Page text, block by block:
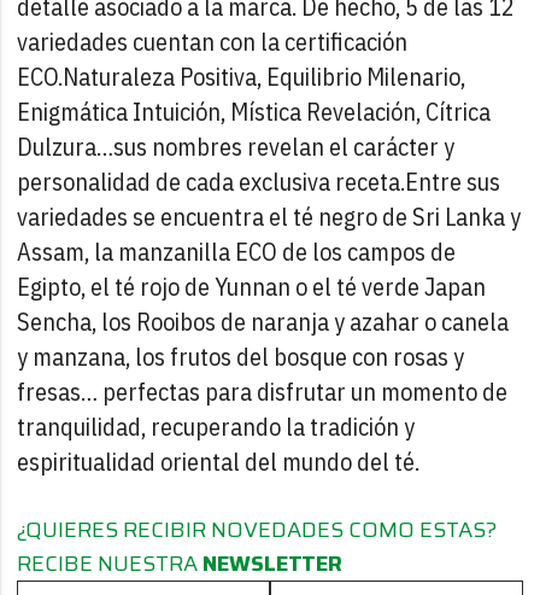
variedades cuentan con la certificación
ECO.Naturaleza Positiva, Equilibrio Milenario,
Enigmática Intuición, Mística Revelación, Cítrica
Dulzura…sus nombres revelan el carácter y
personalidad de cada exclusiva receta.Entre sus
variedades se encuentra el té negro de Sri Lanka y
Assam, la manzanilla ECO de los campos de
Egipto, el té rojo de Yunnan o el té verde Japan
Sencha, los Rooibos de naranja y azahar o canela
y manzana, los frutos del bosque con rosas y
fresas… perfectas para disfrutar un momento de
tranquilidad, recuperando la tradición y
espiritualidad oriental del mundo del té.
¿QUIERES RECIBIR NOVEDADES COMO ESTAS?
RECIBE NUESTRANEWSLETTER